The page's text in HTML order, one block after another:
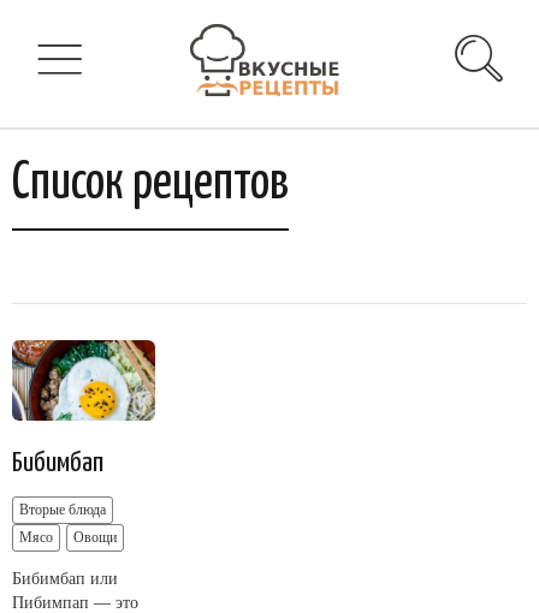
Список рецептов
Бибимбап
Вторые блюда
Мясо
Овощи
Бибимбап или
Пибимпап — это